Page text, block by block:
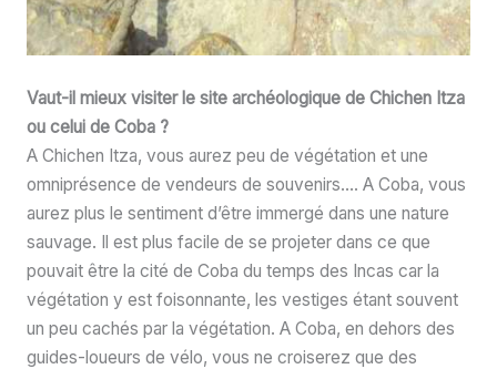
Vaut-il mieux visiter le site archéologique de Chichen Itza
ou celui de Coba ?
A Chichen Itza, vous aurez peu de végétation et une
omniprésence de vendeurs de souvenirs…. A Coba, vous
aurez plus le sentiment d’être immergé dans une nature
sauvage. Il est plus facile de se projeter dans ce que
pouvait être la cité de Coba du temps des Incas car la
végétation y est foisonnante, les vestiges étant souvent
un peu cachés par la végétation. A Coba, en dehors des
guides-loueurs de vélo, vous ne croiserez que des